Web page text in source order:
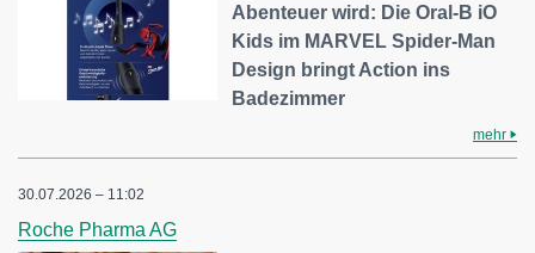
Abenteuer wird: Die Oral-B iO
Kids im MARVEL Spider-Man
Design bringt Action ins
Badezimmer
mehr
30.07.2026 – 11:02
Roche Pharma AG